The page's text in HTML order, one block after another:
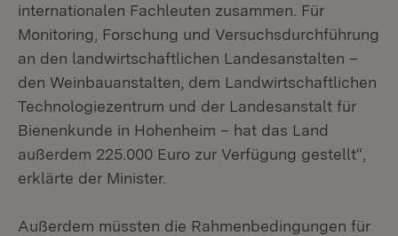
internationalen Fachleuten zusammen. Für
Monitoring, Forschung und Versuchsdurchführung
an den landwirtschaftlichen Landesanstalten –
den Weinbauanstalten, dem Landwirtschaftlichen
Technologiezentrum und der Landesanstalt für
Bienenkunde in Hohenheim – hat das Land
außerdem 225.000 Euro zur Verfügung gestellt“,
erklärte der Minister.
Außerdem müssten die Rahmenbedingungen für